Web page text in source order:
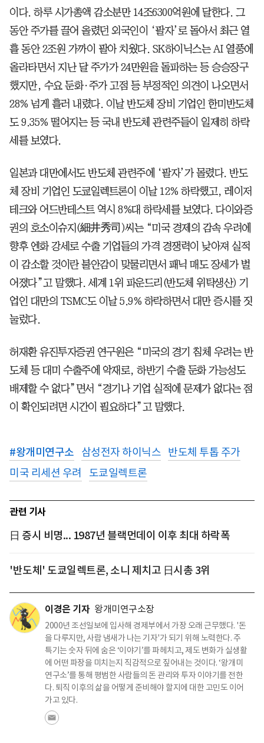
이다. 하루 시가총액 감소분만 14조6300억원에 달한다. 그
동안 주가를 끌어 올렸던 외국인이 ‘팔자’로 돌아서 최근 열
흘 동안 2조원 가까이 팔아 치웠다. SK하이닉스는 AI 열풍에
올라타면서 지난 달 주가가 24만원을 돌파하는 등 승승장구
했지만, 수요 둔화·주가 고점 등 부정적인 의견이 나오면서
28% 넘게 흘러 내렸다. 이날 반도체 장비 기업인 한미반도체
도 9.35% 떨어지는 등 국내 반도체 관련주들이 일제히 하락
세를 보였다.
일본과 대만에서도 반도체 관련주에 ‘팔자’가 몰렸다. 반도
체 장비 기업인 도쿄일렉트론이 이날 12% 하락했고, 레이저
테크와 어드반테스트 역시 8%대 하락세를 보였다. 다이와증
권의 호소이슈지(細井秀司)씨는 “미국 경제의 감속 우려에
향후 엔화 강세로 수출 기업들의 가격 경쟁력이 낮아져 실적
이 감소할 것이란 불안감이 맞물리면서 패닉 매도 장세가 벌
어졌다”고 말했다. 세계 1위 파운드리(반도체 위탁생산) 기
업인 대만의 TSMC도 이날 5.9% 하락하면서 대만 증시를 짓
눌렀다.
허재환 유진투자증권 연구원은 “미국의 경기 침체 우려는 반
도체 등 대미 수출주에 악재로, 하반기 수출 둔화 가능성도
배제할 수 없다”면서 “경기나 기업 실적에 문제가 없다는 점
이 확인되려면 시간이 필요하다”고 말했다.
#왕개미연구소 삼성전자 하이닉스 반도체 투톱 주가
미국 리세션 우려
도쿄일렉트론
관련 기사
日 증시 비명... 1987년 블랙먼데이 이후 최대 하락폭
'반도체' 도쿄일렉트론, 소니 제치고 日시총 3위
이경은 기자 왕개미연구소장
2000년 조선일보에 입사해 경제부에서 가장 오래 근무했다. '돈
을 다루지만, 사람 냄새가 나는 기자'가 되기 위해 노력한다. 주
특기는 숫자 뒤에 숨은 ‘이야기’를 파헤치고, 제도 변화가 실생활
에 어떤 파장을 미치는지 직감적으로 짚어내는 것이다. ‘왕개미
연구소’를 통해 평범한 사람들의 돈 관리와 투자 이야기를 전한
다. 퇴직 이후의 삶을 어떻게 준비해야 할지에 대한 고민도 이어
가고 있다.